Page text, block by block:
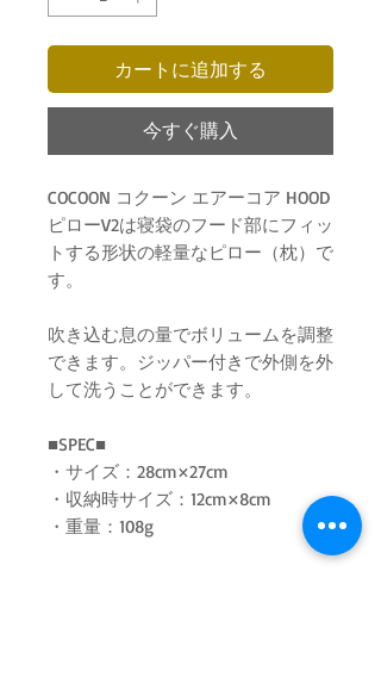
カートに追加する
今すぐ購入
COCOON コクーン エアーコア HOOD
ピローV2は寝袋のフード部にフィッ
トする形状の軽量なピロー（枕）で
す。
吹き込む息の量でボリュームを調整
できます。ジッパー付きで外側を外
して洗うことができます。
■SPEC■
・サイズ：28cm×27cm
・収納時サイズ：12cm×8cm
・重量：108g